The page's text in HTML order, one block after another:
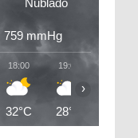
759 mmHg
18:00
32°C
19:00
28°C
›